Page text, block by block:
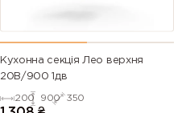
Кухонна секція Лео верхня
20В/900 1дв
200 900 350